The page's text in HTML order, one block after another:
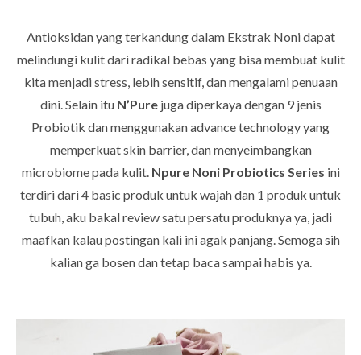
Antioksidan yang terkandung dalam Ekstrak Noni dapat
melindungi kulit dari radikal bebas yang bisa membuat kulit
kita menjadi stress, lebih sensitif, dan mengalami penuaan
dini. Selain itu N’Pure juga diperkaya dengan 9 jenis
Probiotik dan menggunakan advance technology yang
memperkuat skin barrier, dan menyeimbangkan
microbiome pada kulit. Npure Noni Probiotics Series ini
terdiri dari 4 basic produk untuk wajah dan 1 produk untuk
tubuh, aku bakal review satu persatu produknya ya, jadi
maafkan kalau postingan kali ini agak panjang. Semoga sih
kalian ga bosen dan tetap baca sampai habis ya.